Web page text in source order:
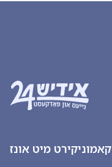
קאמוניקירט מיט אונז